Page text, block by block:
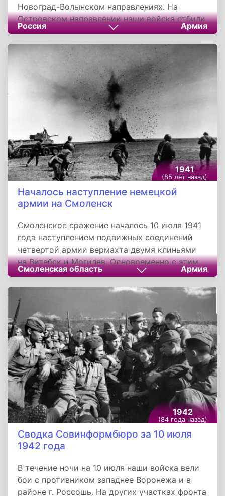
Новоград-Волынском направлениях. На
Островском направлении наши войска отбили
все атаки противника с большими для него
потерями. На Полоцком направлении
продолжались упорные бои. Наши войска
проводят решительные контратаки.
Россия Армия
1941
(85 лет назад)
Началось наступление немецкой
армии на Смоленск
Смоленское сражение началось 10 июля 1941
года наступлением подвижных соединений
четвертой армии вермахта двумя клиньями
на Витебск и Могилев. Одновременно с этим
вторая танковая группа Гудериана двумя
клиньями форсировала Днепр севернее и
южнее Могилева. Менее чем за неделю
немецким войскам удалось выйти к
Смоленску. При этом в обширном районе
западнее, севернее и восточнее Смоленска
попали в оперативное окружение крупные
силы Западного фронта Красной армии.
Смоленская область Армия
1942
(84 года назад)
Сводка Совинформбюро за 10 июля
1942 года
В течение ночи на 10 июля наши войска вели
бои с противником западнее Воронежа и в
районе г. Россошь. На других участках фронта